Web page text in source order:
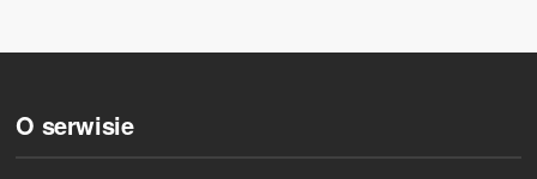
O serwisie